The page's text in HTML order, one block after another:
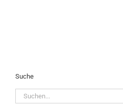
Suche
Suche
nach: